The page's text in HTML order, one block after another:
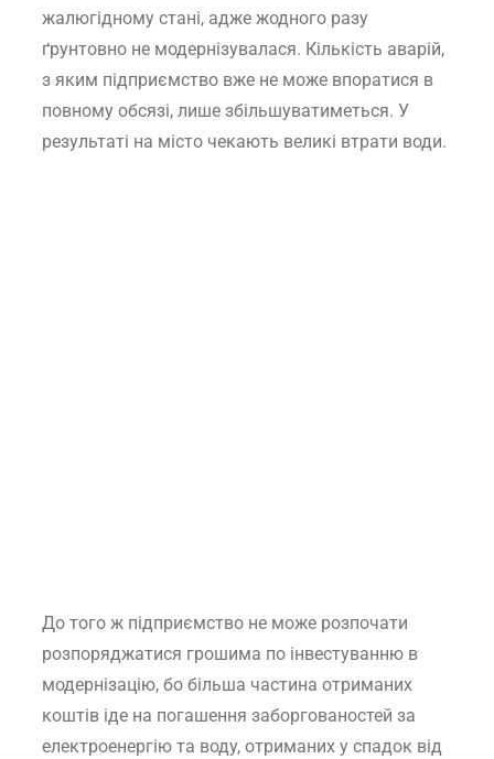
жалюгідному стані, адже жодного разу
ґрунтовно не модернізувалася. Кількість аварій,
з яким підприємство вже не може впоратися в
повному обсязі, лише збільшуватиметься. У
результаті на місто чекають великі втрати води.
До того ж підприємство не може розпочати
розпоряджатися грошима по інвестуванню в
модернізацію, бо більша частина отриманих
коштів іде на погашення заборгованостей за
електроенергію та воду, отриманих у спадок від